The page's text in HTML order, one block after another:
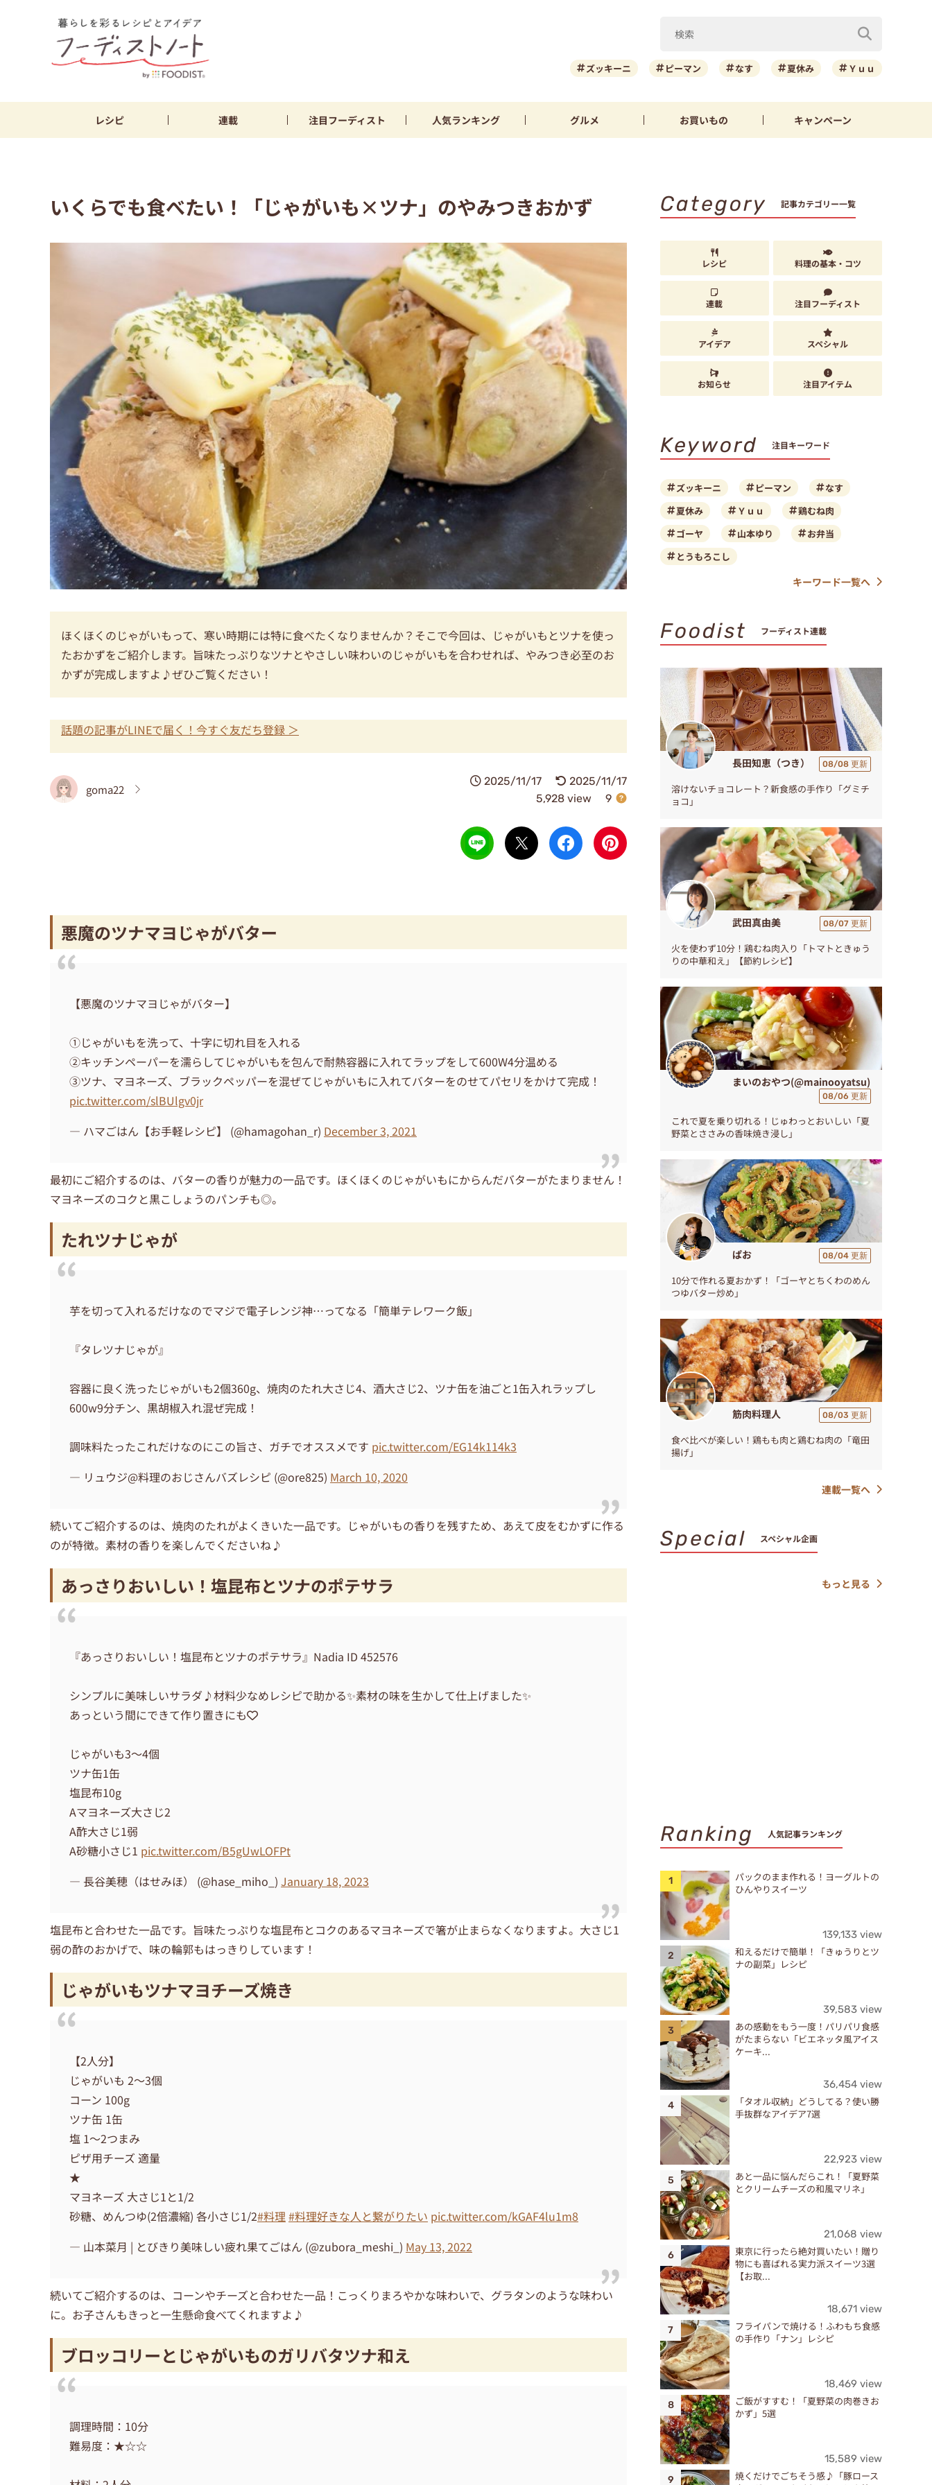
ズッキーニ ピーマン なす 夏休み Ｙｕｕ
レシピ 連載 注目フーディスト 人気ランキング グルメ お買いもの キャンペーン
いくらでも食べたい！「じゃがいも×ツナ」のやみつきおかず
ほくほくのじゃがいもって、寒い時期には特に食べたくなりませんか？そこで今回は、じゃがいもとツナを使っ
たおかずをご紹介します。旨味たっぷりなツナとやさしい味わいのじゃがいもを合わせれば、やみつき必至のお
かずが完成しますよ♪ぜひご覧ください！
話題の記事がLINEで届く！今すぐ友だち登録 ＞
goma22
2025/11/17
2025/11/17
5,928 view
9
悪魔のツナマヨじゃがバター
【悪魔のツナマヨじゃがバター】
①じゃがいもを洗って、十字に切れ目を入れる
②キッチンペーパーを濡らしてじゃがいもを包んで耐熱容器に入れてラップをして600W4分温める
③ツナ、マヨネーズ、ブラックペッパーを混ぜてじゃがいもに入れてバターをのせてパセリをかけて完成！
pic.twitter.com/slBUlgv0jr
— ハマごはん【お手軽レシピ】 (@hamagohan_r) December 3, 2021
最初にご紹介するのは、バターの香りが魅力の一品です。ほくほくのじゃがいもにからんだバターがたまりません！
マヨネーズのコクと黒こしょうのパンチも◎。
たれツナじゃが
芋を切って入れるだけなのでマジで電子レンジ神…ってなる「簡単テレワーク飯」
『タレツナじゃが』
容器に良く洗ったじゃがいも2個360g、焼肉のたれ大さじ4、酒大さじ2、ツナ缶を油ごと1缶入れラップし
600w9分チン、黒胡椒入れ混ぜ完成！
調味料たったこれだけなのにこの旨さ、ガチでオススメです pic.twitter.com/EG14k114k3
— リュウジ@料理のおじさんバズレシピ (@ore825) March 10, 2020
続いてご紹介するのは、焼肉のたれがよくきいた一品です。じゃがいもの香りを残すため、あえて皮をむかずに作る
のが特徴。素材の香りを楽しんでくださいね♪
あっさりおいしい！塩昆布とツナのポテサラ
『あっさりおいしい！塩昆布とツナのポテサラ』Nadia ID 452576
シンプルに美味しいサラダ♪材料少なめレシピで助かる✨素材の味を生かして仕上げました✨
あっという間にできて作り置きにも🤍
じゃがいも3〜4個
ツナ缶1缶
塩昆布10g
Aマヨネーズ大さじ2
A酢大さじ1弱
A砂糖小さじ1 pic.twitter.com/B5gUwLOFPt
— 長谷美穂（はせみほ） (@hase_miho_) January 18, 2023
塩昆布と合わせた一品です。旨味たっぷりな塩昆布とコクのあるマヨネーズで箸が止まらなくなりますよ。大さじ1
弱の酢のおかげで、味の輪郭もはっきりしています！
じゃがいもツナマヨチーズ焼き
【2人分】
じゃがいも 2〜3個
コーン 100g
ツナ缶 1缶
塩 1〜2つまみ
ピザ用チーズ 適量
★
マヨネーズ 大さじ1と1/2
砂糖、めんつゆ(2倍濃縮) 各小さじ1/2#料理#料理好きな人と繋がりたい pic.twitter.com/kGAF4lu1m8
— 山本菜月 | とびきり美味しい疲れ果てごはん (@zubora_meshi_) May 13, 2022
続いてご紹介するのは、コーンやチーズと合わせた一品！こっくりまろやかな味わいで、グラタンのような味わい
に。お子さんもきっと一生懸命食べてくれますよ♪
ブロッコリーとじゃがいものガリバタツナ和え
調理時間：10分
難易度：★☆☆
Category 記事カテゴリー一覧
レシピ 料理の基本・コツ
連載 注目フーディスト
アイデア スペシャル
お知らせ 注目アイテム
Keyword 注目キーワード
ズッキーニ ピーマン
なす
夏休み
Ｙｕｕ
鶏むね肉
ゴーヤ
山本ゆり
お弁当
とうもろこし
キーワード一覧へ
Foodist フーディスト連載
長田知恵（つき） 08/08 更新
溶けないチョコレート？新食感の手作り「グミチ
ョコ」
武田真由美 08/07 更新
火を使わず10分！鶏むね肉入り「トマトときゅう
りの中華和え」【節約レシピ】
まいのおやつ(@mainooyatsu)
08/06 更新
これで夏を乗り切れる！じゅわっとおいしい「夏
野菜とささみの香味焼き浸し」
ぱお 08/04 更新
10分で作れる夏おかず！「ゴーヤとちくわのめん
つゆバター炒め」
筋肉料理人 08/03 更新
食べ比べが楽しい！鶏もも肉と鶏むね肉の「竜田
揚げ」
連載一覧へ
Special スペシャル企画
もっと見る
Ranking 人気記事ランキング
パックのまま作れる！ヨーグルトの
ひんやりスイーツ
139,133 view
和えるだけで簡単！「きゅうりとツ
ナの副菜」レシピ
39,583 view
あの感動をもう一度！パリパリ食感
がたまらない「ビエネッタ風アイス
ケーキ...
36,454 view
「タオル収納」どうしてる？使い勝
手抜群なアイデア7選
22,923 view
あと一品に悩んだらこれ！「夏野菜
とクリームチーズの和風マリネ」
21,068 view
東京に行ったら絶対買いたい！贈り
物にも喜ばれる実力派スイーツ3選
【お取...
18,671 view
フライパンで焼ける！ふわもち食感
の手作り「ナン」レシピ
18,469 view
ご飯がすすむ！「夏野菜の肉巻きお
かず」5選
15,589 view
焼くだけでごちそう感♪「豚ロース